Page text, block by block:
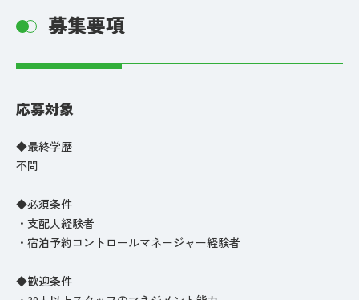
募集要項
応募対象
◆最終学歴
不問
◆必須条件
・支配人経験者
・宿泊予約コントロールマネージャー経験者
◆歓迎条件